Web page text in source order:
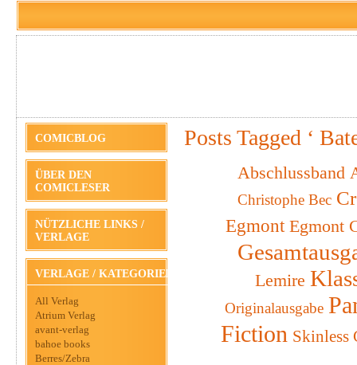
COMICBLOG
ÜBER DEN
COMICLESER
NÜTZLICHE LINKS /
VERLAGE
VERLAGE / KATEGORIEN
All Verlag
Atrium Verlag
avant-verlag
bahoe books
Berres/Zebra
Posts Tagged ‘
Abschlussband
Christophe Bec
Egmont Egmont
Lemire
Originalausgabe
Fiction Skinless